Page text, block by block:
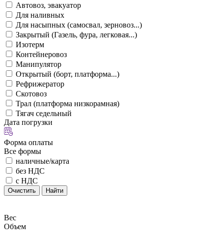
Автовоз, эвакуатор
Для наливных
Для насыпных (самосвал, зерновоз...)
Закрытый (Газель, фура, легковая...)
Изотерм
Контейнеровоз
Манипулятор
Открытый (борт, платформа...)
Рефрижератор
Скотовоз
Трал (платформа низкорамная)
Тягач седельный
Дата погрузки
Форма оплаты
Все формы
наличные/карта
без НДС
с НДС
Очистить Найти
Вес
Объем